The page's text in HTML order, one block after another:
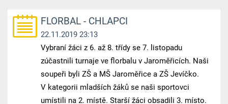
FLORBAL - CHLAPCI
22.11.2019 23:13
Vybraní žáci z 6. až 8. třídy se 7. listopadu
zúčastnili turnaje ve florbalu v Jaroměřicích. Naši
soupeři byli ZŠ a MŠ Jaroměřice a ZŠ Jevíčko.
V kategorii mladších žáků se naši sportovci
umístili na 2. místě. Starší žáci obsadili 3. místo.